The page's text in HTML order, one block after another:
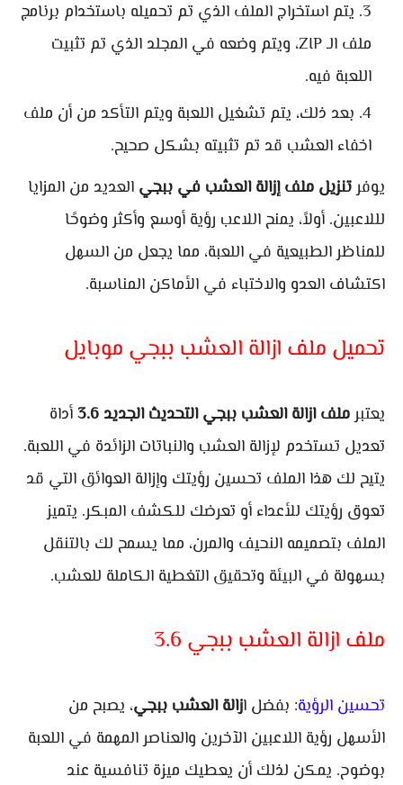
يتم استخراج الملف الذي تم تحميله باستخدام برنامج
ملف الـ ZIP، ويتم وضعه في المجلد الذي تم تثبيت
اللعبة فيه.
بعد ذلك، يتم تشغيل اللعبة ويتم التأكد من أن ملف
اخفاء العشب قد تم تثبيته بشكل صحيح.
يوفرتنزيل ملف إزالة العشب في ببجي العديد من المزايا
لللاعبين. أولاً، يمنح اللاعب رؤية أوسع وأكثر وضوحًا
للمناظر الطبيعية في اللعبة، مما يجعل من السهل
اكتشاف العدو والاختباء في الأماكن المناسبة.
تحميل ملف ازالة العشب ببجي موبايل
يعتبرملف ازالة العشب ببجي التحديث الجديد 3.6
أداة
تعديل تستخدم لإزالة العشب والنباتات الزائدة في اللعبة.
يتيح لك هذا الملف تحسين رؤيتك وإزالة العوائق التي قد
تعوق رؤيتك للأعداء أو تعرضك للكشف المبكر. يتميز
الملف بتصميمه النحيف والمرن، مما يسمح لك بالتنقل
بسهولة في البيئة وتحقيق التغطية الكاملة للعشب.
ملف ازالة العشب ببجي 3.6
تحسين الرؤية: بفضل ازالة العشب ببجي، يصبح من
الأسهل رؤية اللاعبين الآخرين والعناصر المهمة في اللعبة
بوضوح. يمكن لذلك أن يعطيك ميزة تنافسية عند